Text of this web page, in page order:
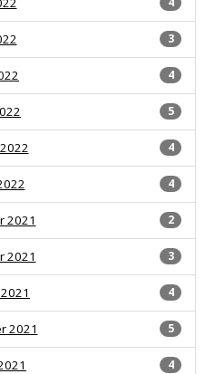
3
4
5
4
4
2
2021
3
2021
4
5
2021
4